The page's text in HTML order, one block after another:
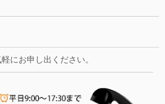
にお申し出ください。